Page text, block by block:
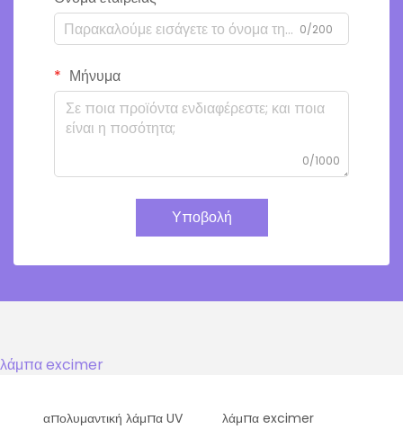
0/200
Μήνυμα
0/1000
Υποβολή
λάμπα excimer
απολυμαντική λάμπα UV λάμπα excimer